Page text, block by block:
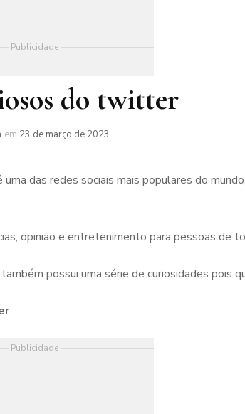
Publicidade
do twitter
em 23 de março de 2023
das redes sociais mais populares do
opinião e entretenimento para pessoas de
possui uma série de curiosidades pois
.
Publicidade